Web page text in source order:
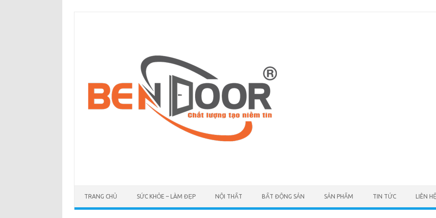
TRANG CHỦ SỨC KHỎE – LÀM ĐẸP NỘI THẤT BẤT ĐỘNG SẢN SẢN PHẨM TIN TỨC LIÊN